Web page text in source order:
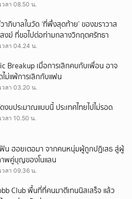
วลา 08.50 น.
าภิบาลในวัด ‘ที่พึ่งสุดท้าย’ ของฆราวาส
สงฆ์ ที่ขอไปต่อท่ามกลางวิกฤตศรัทธา
วลา 04.24 น.
Breakup เมื่อการเลิกคบกับเพื่อน อาจ
ไม่แพ้การเลิกกับแฟน
วลา 03.20 น.
งบประมาณแบบนี้ ประเทศไทยไปไม่รอด
วลา 10.50 น.
น ฮอยเตอมา จากคนหนุ่มผู้ถูกปฏิเสธ สู่ผู้
พคู่บุญของโนแลน
วลา 09.36 น.
Club พื้นที่ที่คนมาตีเทนนิสเสร็จ แล้ว